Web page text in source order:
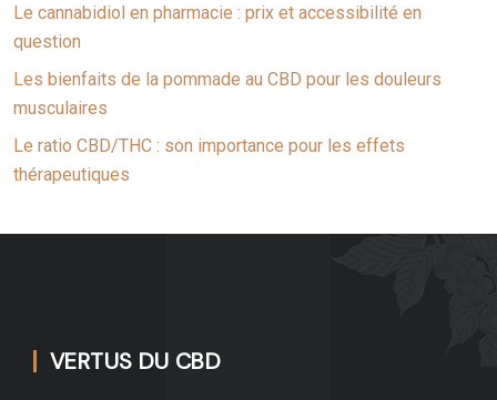
Le cannabidiol en pharmacie : prix et accessibilité en
question
Les bienfaits de la pommade au CBD pour les douleurs
musculaires
Le ratio CBD/THC : son importance pour les effets
thérapeutiques
VERTUS DU CBD